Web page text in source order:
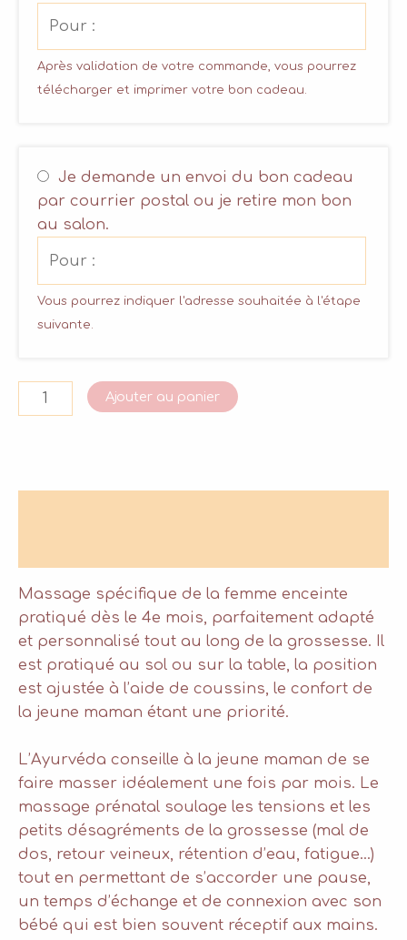
Après validation de votre commande, vous pourrez
télécharger et imprimer votre bon cadeau.
Je demande un envoi du bon cadeau
par courrier postal ou je retire mon bon
au salon.
Vous pourrez indiquer l'adresse souhaitée à l'étape
suivante.
quantité
de
Prénatal
Ajouter au panier
Massage spécifique de la femme enceinte
pratiqué dès le 4e mois, parfaitement adapté
et personnalisé tout au long de la grossesse. Il
est pratiqué au sol ou sur la table, la position
est ajustée à l’aide de coussins, le confort de
la jeune maman étant une priorité.
L’Ayurvéda conseille à la jeune maman de se
faire masser idéalement une fois par mois. Le
massage prénatal soulage les tensions et les
petits désagréments de la grossesse (mal de
dos, retour veineux, rétention d’eau, fatigue…)
tout en permettant de s’accorder une pause,
un temps d’échange et de connexion avec son
bébé qui est bien souvent réceptif aux mains.